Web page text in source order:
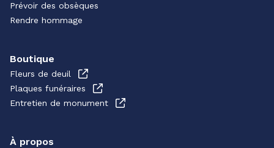
Prévoir des obsèques
Rendre hommage
Boutique
Fleurs de deuil
Plaques funéraires
Entretien de monument
À propos